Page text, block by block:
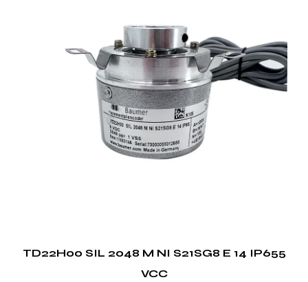
tiempo real de los procesos de impresión. Esta
característica permite a los operadores realizar
ajustes inmediatos, lo que garantiza una calidad de
impresión constante y reduce el desperdicio.
Aplicaciones del codificador de impresora
Impresión comercial
En el ámbito de la impresión comercial, el Printer
impresos.
TD22H00 SIL 2048 M NI S21SG8 E 14 IP655
VCC